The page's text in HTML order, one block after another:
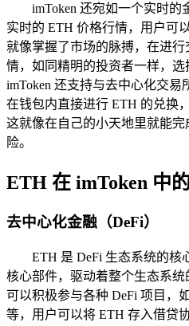
imToken 还宛如一个实时
实时的 ETH 价格行情，用户可
就像掌握了市场的脉搏，在进
情，如同精明的投资者一样，选
imToken 还支持与去中心化交
在钱包内直接进行 ETH 的兑换
这就像在自己的小天地里就能
险。
ETH 在 imToken 中
去中心化金融（DeFi）
ETH 是 DeFi 生态系统的核
核心部件，驱动着整个生态系统
可以积极参与各种 DeFi 项目，
等，用户可以将 ETH 存入借贷